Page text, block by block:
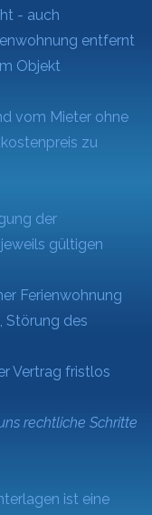
- auch
entfernt
Objekt
vom Mieter ohne
zu
der
gültigen
Ferienwohnung
Störung des
Vertrag fristlos
rechtliche Schritte
ist eine